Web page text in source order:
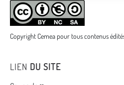
Copyright Cemea pour tous contenus
LIEN DU SITE